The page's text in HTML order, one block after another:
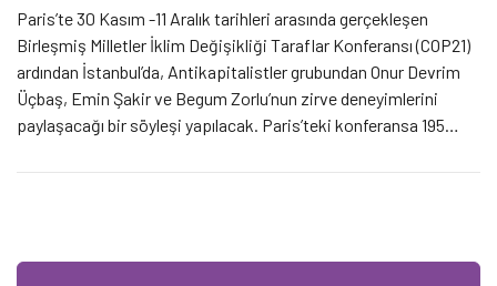
Paris’te 30 Kasım -11 Aralık tarihleri arasında gerçekleşen
Birleşmiş Milletler İklim Değişikliği Taraflar Konferansı (COP21)
ardından İstanbul’da, Antikapitalistler grubundan Onur Devrim
Üçbaş, Emin Şakir ve Begum Zorlu’nun zirve deneyimlerini
paylaşacağı bir söyleşi yapılacak. Paris’teki konferansa 195
STK’dan 14 bine yakın görevli katıldı. Konferansın sonunda […]